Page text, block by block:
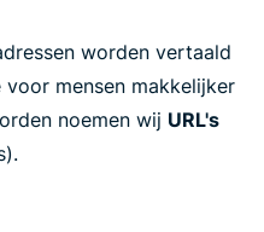
worden vertaald
mensen makkelijker
noemen wij URL's